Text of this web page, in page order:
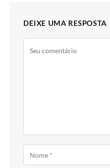
DEIXE UMA RESPOSTA